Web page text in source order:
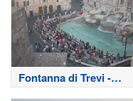
Fontanna di Trevi -
Rzym